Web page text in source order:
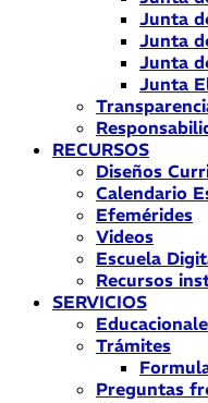
Junta
Junta
Junta
Junta
RECURSOS
Diseños
Calendario
Efemérides
Videos
Escuela
Recursos
SERVICIOS
Trámites
Preguntas